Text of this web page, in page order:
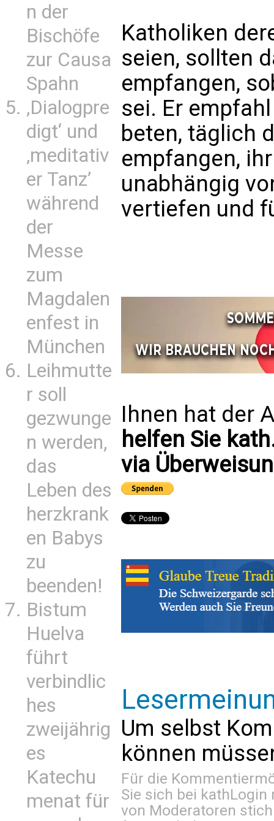
n der
Bischöfe
zur Causa
Spahn
‚Dialogpre
digt‘ und
‚meditativ
er Tanz’
während
der
Messe
zum
Magdalen
enfest in
München
Leihmutte
r soll
gezwunge
n werden,
das
Leben des
herzkrank
en Babys
zu
beenden!
Bistum
Huelva
führt
verbindlic
hes
zweijährig
es
Katechu
menat für
Katholiken
seien, sollten
empfangen,
sei. Er
beten, täglich
empfangen,
unabhängig
vertiefen und
Ihnen hat der
helfen Sie
via
Um selbst
können
Für die
Sie sich bei kathLogin
von Moderatoren